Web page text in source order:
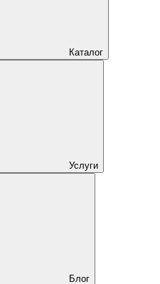
Каталог
Услуги
Блог